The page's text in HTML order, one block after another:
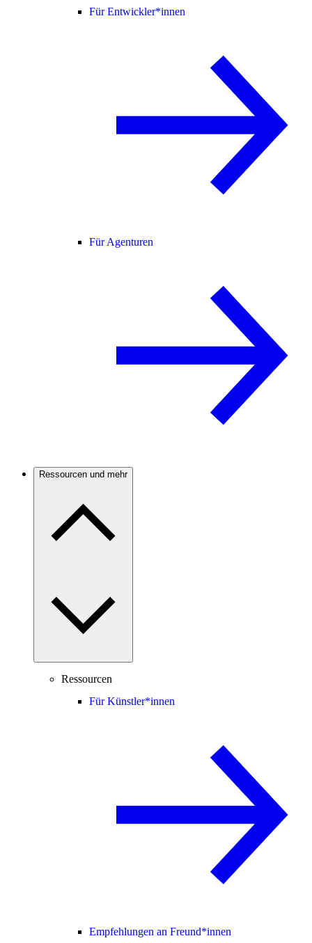
Für Entwickler*innen
Für Agenturen
Ressourcen und mehr
Ressourcen
Für Künstler*innen
Empfehlungen an Freund*innen